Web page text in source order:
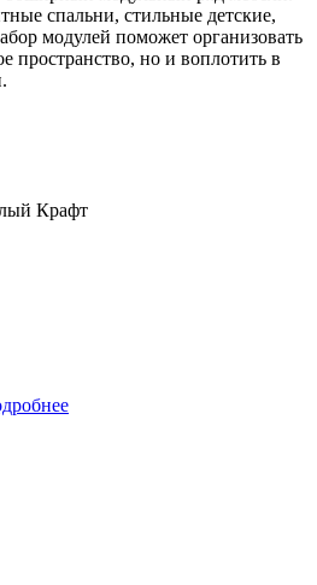
спальни, стильные детские,
модулей поможет организовать
пространство, но и воплотить в
Крафт